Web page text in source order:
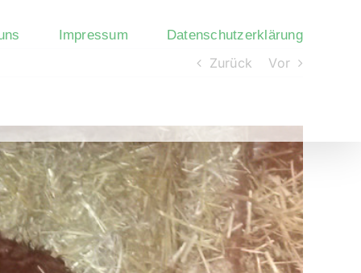
Impressum Datenschutzerklärung
Zurück Vor